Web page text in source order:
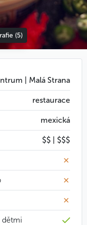
(5)
| Malá Strana
restaurace
mexická
$$ | $$$
dětmi